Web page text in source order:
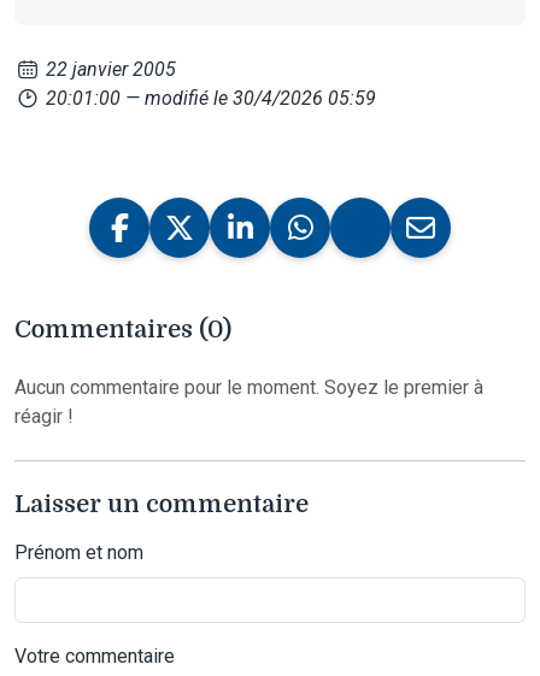
22 janvier 2005
20:01:00 — modifié le 30/4/2026 05:59
Commentaires (0)
Aucun commentaire pour le moment. Soyez le premier à
réagir !
Laisser un commentaire
Prénom et nom
Votre commentaire